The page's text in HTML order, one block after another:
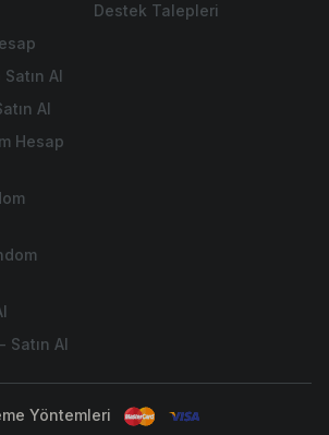
Al
Al
Hesap
Satın Al
Destek Talepleri
Yöntemleri